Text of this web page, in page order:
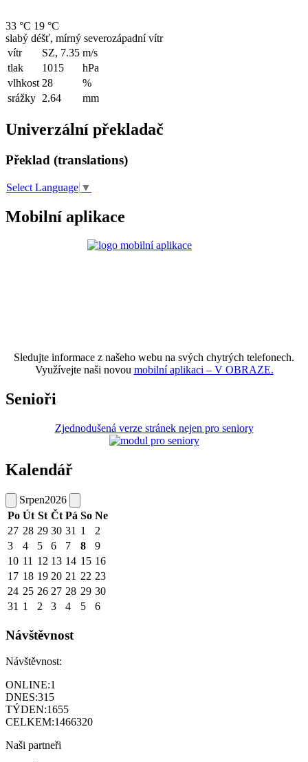
33 °C 19 °C
slabý déšť, mírný severozápadní vítr
vítr
SZ, 7.35 m/s
tlak
1015
hPa
vlhkost 28
%
srážky 2.64 mm
Univerzální překladač
Překlad (translations)
Select Language ▼
Mobilní aplikace
Sledujte informace z našeho webu na svých chytrých telefonech.
Využívejte naši novou mobilní aplikaci – V OBRAZE.
Senioři
Zjednodušená verze stránek nejen pro seniory
Kalendář
Srpen2026
Po Út St Čt Pá So Ne
27 28 29 30 31 1
2
3
4 5 6 7 8
9
10 11 12 13 14 15 16
17 18 19 20 21 22 23
24 25 26 27 28 29 30
31 1 2 3 4 5 6
Návštěvnost
Návštěvnost:
ONLINE:1
DNES:315
TÝDEN:1655
CELKEM:1466320
Naši partneři